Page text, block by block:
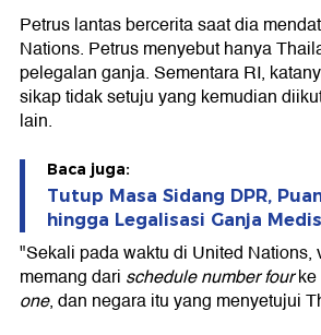
Petrus lantas bercerita saat dia
Nations. Petrus menyebut hanya
pelegalan ganja. Sementara RI,
sikap tidak setuju yang kemudian
lain.
Baca juga:
Tutup Masa Sidang DPR,
hingga Legalisasi Ganja Medis
"Sekali pada waktu di United Nations,
memang dari schedule number fourke
one, dan negara itu yang menyetujui